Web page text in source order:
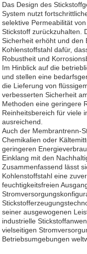
Das Design des
System nutzt
selektive Permeabilität
Stickstoff zurückzuhalten.
Sicherheit erhöht und den
Kohlenstoffstahl dafür,
Robustheit und
Im Hinblick auf die
und stellen eine
die Lieferung von
verbesserten Sicherheit
Methoden eine geringere
Reinheitsbereich für viele
ausreichend.
Auch der Membrantrenn-
Chemikalien oder
geringeren
Einklang mit den
Zusammenfassend lässt
Kohlenstoffstahl eine
feuchtigkeitsfreien
seiner ausgewogenen
industrielle
vielseitigen
Betriebsumgebungen